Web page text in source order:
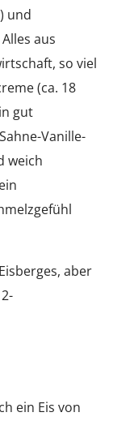
und
aus
so viel
(ca. 18
gut
Vanille-
weich
aber
ein Eis von